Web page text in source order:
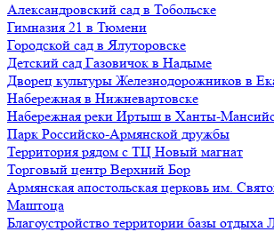
Александровский сад в Тобольске
Гимназия 21 в Тюмени
Городской сад в Ялуторовске
Детский сад Газовичок в Надыме
Дворец культуры Железнодорожников в
Набережная в Нижневартовске
Набережная реки Иртыш в Ханты-
Парк Российско-Армянской дружбы
Территория рядом с ТЦ Новый магнат
Торговый центр Верхний Бор
Армянская апостольская церковь им.
Маштоца
Благоустройство территории базы отдыха